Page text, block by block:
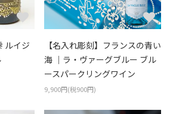
ルイジ
【名入れ彫刻】フランスの青い
海 ｜ラ・ヴァーグブルー ブル
ースパークリングワイン
9,900円(税900円)